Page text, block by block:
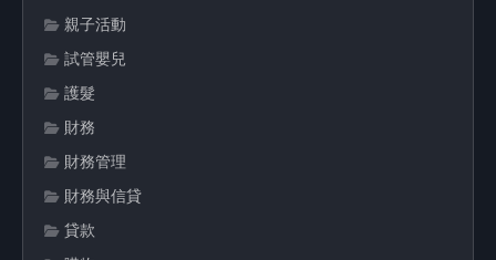
親子活動
試管嬰兒
護髮
財務
財務管理
財務與信貸
貸款